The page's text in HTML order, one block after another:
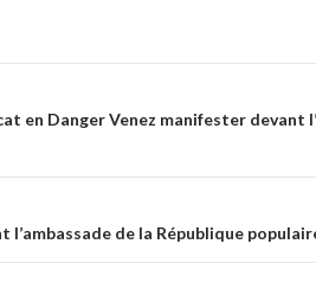
en Danger Venez manifester devant
de la République